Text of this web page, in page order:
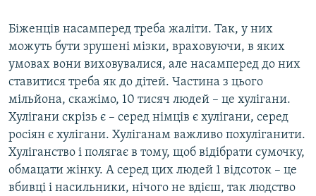
Біженців насамперед треба жаліти. Так, у них
можуть бути зрушені мізки, враховуючи, в яких
умовах вони виховувалися, але насамперед до них
ставитися треба як до дітей. Частина з цього
мільйона, скажімо, 10 тисяч людей – це хулігани.
Хулігани скрізь є – серед німців є хулігани, серед
росіян є хулігани. Хуліганам важливо похуліганити.
Хуліганство і полягає в тому, щоб відібрати сумочку,
обмацати жінку. А серед цих людей 1 відсоток – це
вбивці і насильники, нічого не вдієш, так людство